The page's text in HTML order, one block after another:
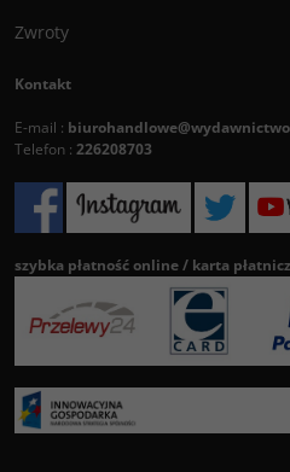
Zwroty
Kontakt
E-mail :
Telefon : 226208703
szybka płatność online / karta